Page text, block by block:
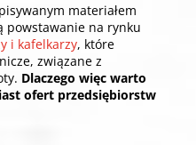
materiałem
powstawanie na rynku
i kafelkarzy, które
związane z
Dlaczego więc warto
ofert przedsiębiorstw